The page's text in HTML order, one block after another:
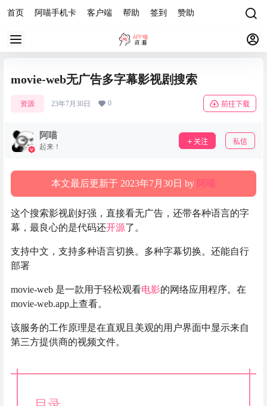
首页 阿喵手机卡 客户端 帮助 签到 赞助
movie-web无广告多字幕影视剧搜索
资源 23年7月30日 0 前往下载
阿喵
起来！
关注 私信
本文最后更新于 2023年7月30日 by 阿喵
这个搜索影视剧好强，直接看无广告，还带各种语言的字
幕，最良心的是代码还开源了。
支持中文，支持多种语言切换。多种字幕切换。还能自行
部署
movie-web 是一款用于轻松观看电影的网络应用程序。在
movie-web.app上查看。
该服务的工作原理是在直观且美观的用户界面中显示来自
第三方提供商的视频文件。